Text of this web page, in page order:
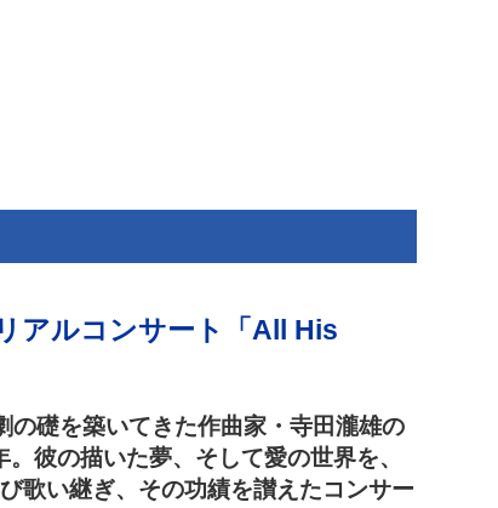
アルコンサート「All His
の礎を築いてきた作曲家・寺田瀧雄の
彼の描いた夢、そして愛の世界を、
歌い継ぎ、その功績を讃えたコンサー